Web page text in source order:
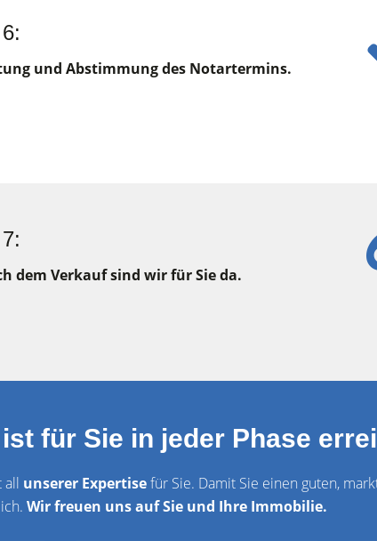
und Abstimmung des Notartermins.
dem Verkauf sind wir für Sie da.
für Sie in jeder Phase
all unserer Expertisefür Sie. Damit Sie einen guten,
Wir freuen uns auf Sie und Ihre Immobilie.